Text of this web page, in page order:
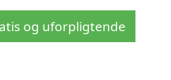
og uforpligtende